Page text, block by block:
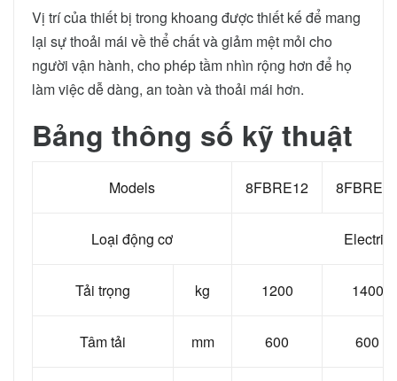
Vị trí của thiết bị trong khoang được thiết kế để mang
lại sự thoải mái về thể chất và giảm mệt mỏi cho
người vận hành, cho phép tầm nhìn rộng hơn để họ
làm việc dễ dàng, an toàn và thoải mái hơn.
Bảng thông số kỹ thuật
Models 8FBRE12
Loại động cơ Electric
Tải trọng kg 1200 1400
Tâm tải mm 600 600